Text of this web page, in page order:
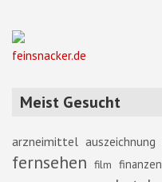
feinsnacker.de
Meist Gesucht
arzneimittel auszeichnung
fernsehen film finanzen